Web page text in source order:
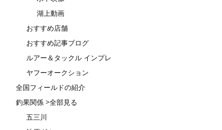
湖上動画
おすすめ店舗
おすすめ記事ブログ
ルアー＆タックル インプレ
ヤフーオークション
全国フィールドの紹介
釣果関係 >全部見る
五三川